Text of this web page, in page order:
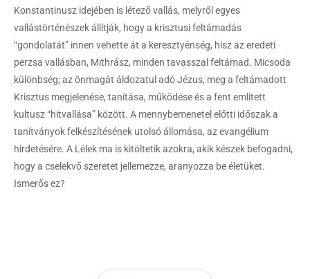
Konstantinusz idejében is létező vallás, melyről egyes
vallástörténészek állítják, hogy a krisztusi feltámadás
“gondolatát” innen vehette át a keresztyénség, hisz az eredeti
perzsa vallásban, Mithrász, minden tavasszal feltámad. Micsoda
különbség; az önmagát áldozatul adó Jézus, meg a feltámadott
Krisztus megjelenése, tanítása, működése és a fent említett
kultusz “hitvallása” között. A mennybemenetel előtti időszak a
tanítványok felkészítésének utolsó állomása, az evangélium
hirdetésére. A Lélek ma is kitöltetik azokra, akik készek befogadni,
hogy a cselekvő szeretet jellemezze, aranyozza be életüket.
Ismerős ez?